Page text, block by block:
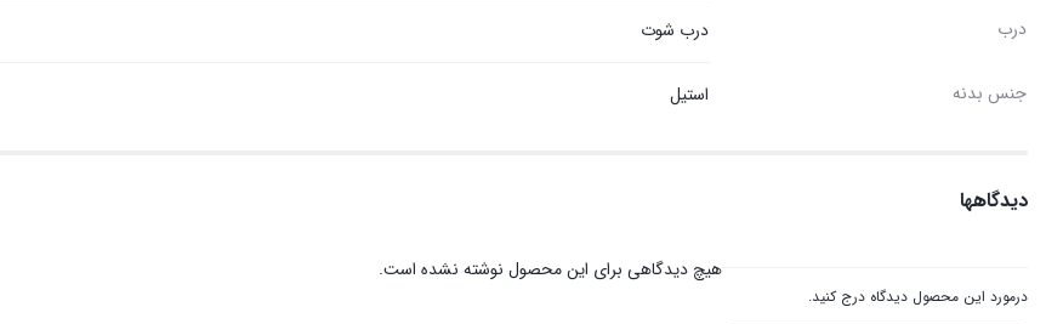
درب درب شوت
جنس بدنه استيل
دیدگاهها
درمورد این محصول دیدگاه درج کنید.
هیچ دیدگاهی برای این محصول نوشته نشده است.